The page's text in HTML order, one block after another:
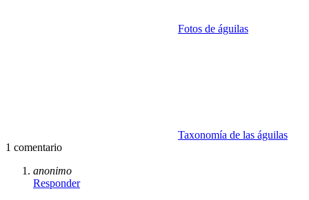
Fotos de águilas
Taxonomía de las águilas
1 comentario
anonimo
Responder